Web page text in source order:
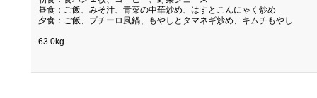
昼食：ご飯、みそ汁、青菜の中華炒め、はすとこんにゃく炒め
夕食：ご飯、プチーロ風鍋、もやしとタマネギ炒め、キムチもやし
63.0kg